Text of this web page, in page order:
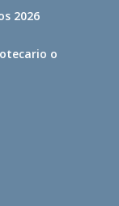
2026
o